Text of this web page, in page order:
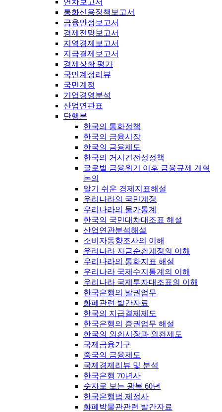
연차보고서
통화신용정책보고서
금융안정보고서
경제전망보고서
지역경제보고서
지급결제보고서
경제상황 평가
국민계정리뷰
국민계정
기업경영분석
산업연관표
단행본
한국의 통화정책
한국의 금융시장
한국의 금융제도
한국의 거시건전성정책
글로벌 금융위기 이후 금융규제 개혁
논의
알기 쉬운 경제지표해설
우리나라의 국민계정
우리나라의 물가통계
한국의 국민대차대조표 해설
산업연관분석해설
소비자동향조사의 이해
우리나라 자금순환계정의 이해
우리나라의 통화지표 해설
우리나라 국제수지통계의 이해
우리나라 국제투자대조표의 이해
한국은행의 발권업무
화폐관련 발간자료
한국의 지급결제제도
한국은행의 증권업무 해설
한국의 외환시장과 외환제도
국제금융기구
중국의 금융제도
국제경제리뷰 및 분석
한국은행 70년사
숫자로 보는 광복 60년
한국은행법 제정사
화폐박물관관련 발간자료